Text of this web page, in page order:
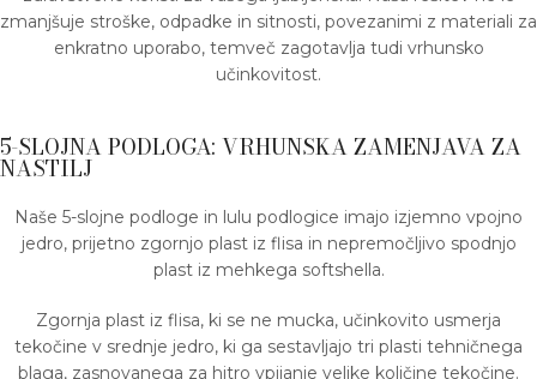
zmanjšuje stroške, odpadke in sitnosti, povezanimi z materiali za
enkratno uporabo, temveč zagotavlja tudi vrhunsko
učinkovitost.
5-SLOJNA PODLOGA: VRHUNSKA ZAMENJAVA ZA
NASTILJ
Naše 5-slojne podloge in lulu podlogice imajo izjemno vpojno
jedro, prijetno zgornjo plast iz flisa in nepremočljivo spodnjo
plast iz mehkega softshella.
Zgornja plast iz flisa, ki se ne mucka, učinkovito usmerja
tekočine v srednje jedro, ki ga sestavljajo tri plasti tehničnega
blaga, zasnovanega za hitro vpijanje velike količine tekočine.